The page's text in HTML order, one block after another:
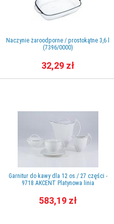
Naczynie żaroodporne / prostokątne 3,6 l
(7396/0000)
32,29 zł
Garnitur do kawy dla 12 os./ 27 części -
9718 AKCENT Platynowa linia
583,19 zł